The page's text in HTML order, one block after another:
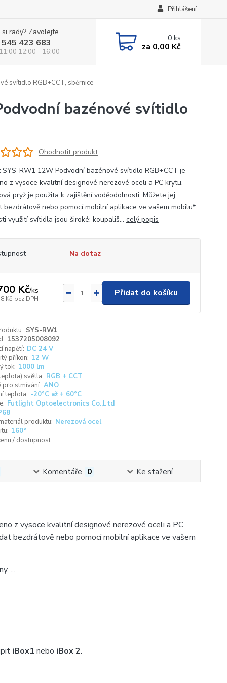
Přihlášení
rady? Zavolejte.
423 683
12:00 - 16:00
0ks
za 0,00 Kč
svítidlo RGB+CCT, sběrnice
bazénové svítidlo
Ohodnotit produkt
SYS-RW1 12W Podvodní bazénové svítidlo RGB+CCT je
z vysoce kvalitní designové nerezové oceli a PC krytu.
pryž je použita k zajištění voděodolnosti. Můžete jej
bezdrátově nebo pomocí mobilní aplikace ve vašem mobilu*.
využití svítidla jsou široké: koupališ... celý popis
Na dotaz
Kč/ks
Kč bez DPH
Přidat do košíku
SYS-RW1
1537205008092
napětí: DC 24 V
příkon: 12 W
tok: 1000 lm
světla: RGB + CCT
pro stmívání: ANO
teplota: -20°C až + 60°C
Futlight Optoelectronics Co.,Ltd
produktu: Nerezová ocel
160°
/ dostupnost
Komentáře 0 Ke stažení
z vysoce kvalitní designové nerezové oceli a PC
bezdrátově nebo pomocí mobilní aplikace ve vašem
...
iBox1 nebo iBox 2.